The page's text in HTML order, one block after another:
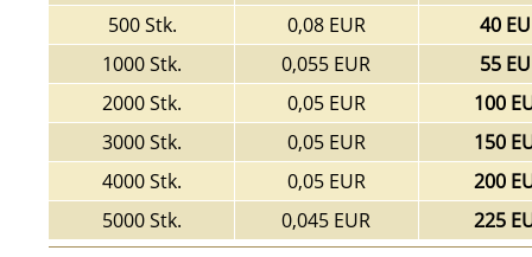
500 Stk.
0,08 EUR
40
1000 Stk.
0,055 EUR
55
2000 Stk.
0,05 EUR
100
3000 Stk.
0,05 EUR
150
4000 Stk.
0,05 EUR
200
5000 Stk.
0,045 EUR 225